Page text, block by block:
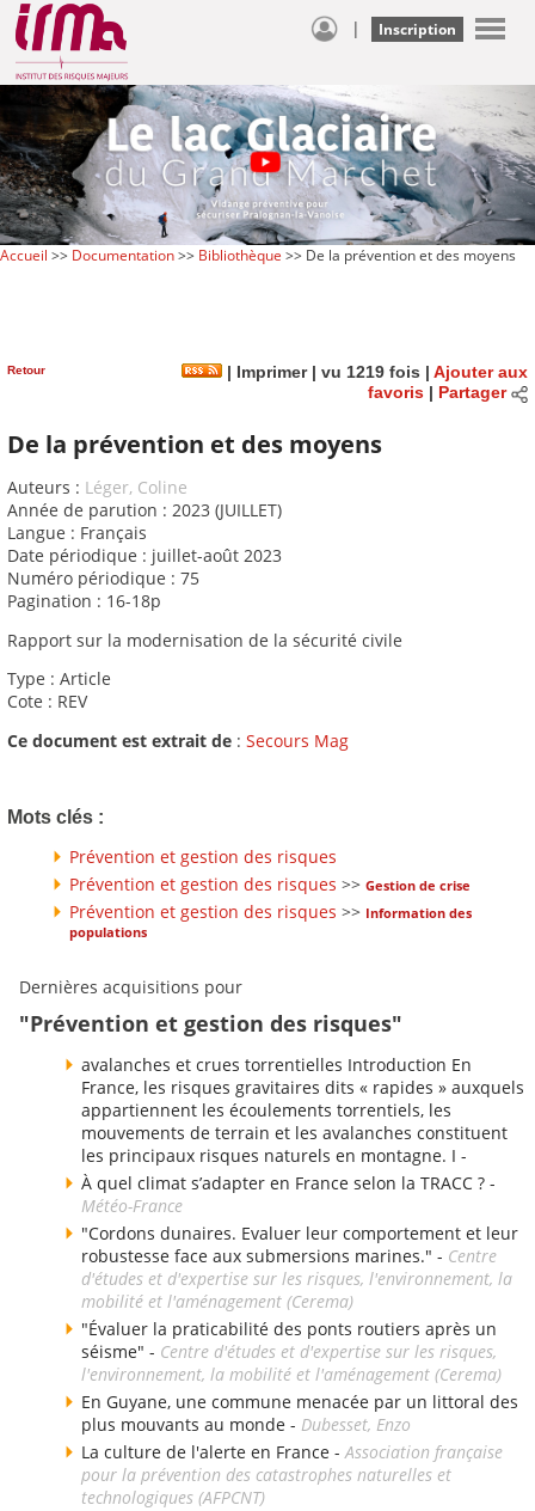
| Inscription
Accueil >> Documentation>> Bibliothèque >> De la prévention et des moyens
Retour | Imprimer| vu 1219 fois | Ajouter aux
favoris| Partager
De la prévention et des moyens
Auteurs : Léger, Coline
Année de parution : 2023 (JUILLET)
Langue : Français
Date périodique : juillet-août 2023
Numéro périodique : 75
Pagination : 16-18p
Rapport sur la modernisation de la sécurité civile
Type : Article
Cote : REV
Ce document est extrait de : Secours Mag
Mots clés :
Prévention et gestion des risques
Prévention et gestion des risques >> Gestion de crise
Prévention et gestion des risques >> Information des
populations
Dernières acquisitions pour
"Prévention et gestion des risques"
avalanches et crues torrentielles Introduction En
France, les risques gravitaires dits « rapides » auxquels
appartiennent les écoulements torrentiels, les
mouvements de terrain et les avalanches constituent
les principaux risques naturels en montagne. I -
À quel climat s’adapter en France selon la TRACC ? -
Météo-France
"Cordons dunaires. Evaluer leur comportement et leur
robustesse face aux submersions marines." - Centre
d'études et d'expertise sur les risques, l'environnement, la
mobilité et l'aménagement (Cerema)
"Évaluer la praticabilité des ponts routiers après un
séisme" - Centre d'études et d'expertise sur les risques,
l'environnement, la mobilité et l'aménagement (Cerema)
En Guyane, une commune menacée par un littoral des
plus mouvants au monde - Dubesset, Enzo
La culture de l'alerte en France -Association française
pour la prévention des catastrophes naturelles et
technologiques (AFPCNT)